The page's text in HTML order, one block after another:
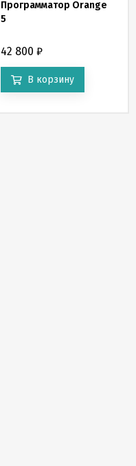
Программатор Orange
5
42 800 ₽
В корзину